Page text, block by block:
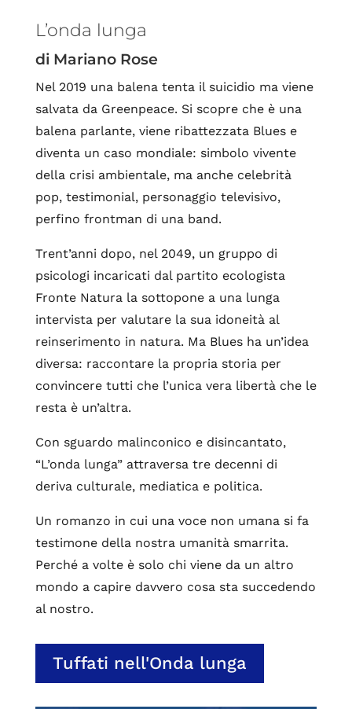
L’onda lunga
di Mariano Rose
Nel 2019 una balena tenta il suicidio ma viene
salvata da Greenpeace. Si scopre che è una
balena parlante, viene ribattezzata Blues e
diventa un caso mondiale: simbolo vivente
della crisi ambientale, ma anche celebrità
pop, testimonial, personaggio televisivo,
perfino frontman di una band.
Trent’anni dopo, nel 2049, un gruppo di
psicologi incaricati dal partito ecologista
Fronte Natura la sottopone a una lunga
intervista per valutare la sua idoneità al
reinserimento in natura. Ma Blues ha un’idea
diversa: raccontare la propria storia per
convincere tutti che l’unica vera libertà che le
resta è un’altra.
Con sguardo malinconico e disincantato,
“L’onda lunga” attraversa tre decenni di
deriva culturale, mediatica e politica.
Un romanzo in cui una voce non umana si fa
testimone della nostra umanità smarrita.
Perché a volte è solo chi viene da un altro
mondo a capire davvero cosa sta succedendo
al nostro.
Tuffati nell'Onda lunga